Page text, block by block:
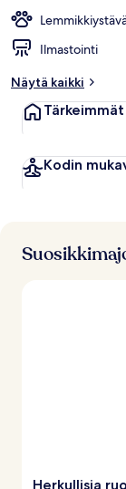
Ilmastointi
Näytä kaikki
Kodin
Herkullisia